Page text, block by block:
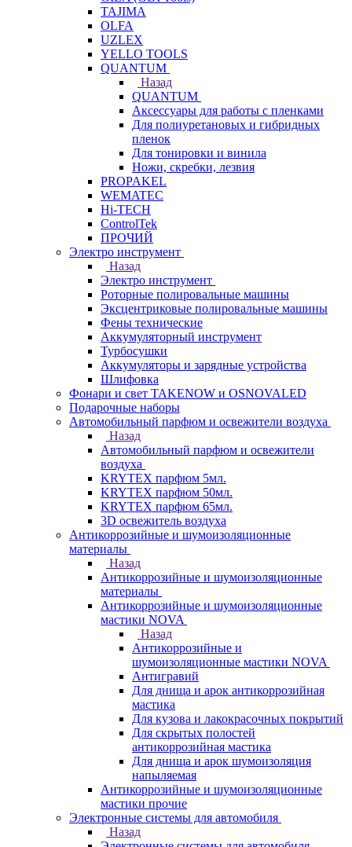
TAJIMA
OLFA
UZLEX
YELLO TOOLS
QUANTUM
Назад
QUANTUM
Аксессуары для работы с пленками
Для полиуретановых и гибридных
пленок
Для тонировки и винила
Ножи, скребки, лезвия
PROPAKEL
WEMATEC
Hi-TECH
ControlTek
ПРОЧИЙ
Электро инструмент
Назад
Электро инструмент
Роторные полировальные машины
Эксцентриковые полировальные машины
Фены технические
Аккумуляторный инструмент
Турбосушки
Аккумуляторы и зарядные устройства
Шлифовка
Фонари и свет TAKENOW и OSNOVALED
Подарочные наборы
Автомобильный парфюм и освежители воздуха
Назад
Автомобильный парфюм и освежители
воздуха
KRYTEX парфюм 5мл.
KRYTEX парфюм 50мл.
KRYTEX парфюм 65мл.
3D освежитель воздуха
Антикоррозийные и шумоизоляционные
материалы
Назад
Антикоррозийные и шумоизоляционные
материалы
Антикоррозийные и шумоизоляционные
мастики NOVA
Назад
Антикоррозийные и
шумоизоляционные мастики NOVA
Антигравий
Для днища и арок антикоррозийная
мастика
Для кузова и лакокрасочных покрытий
Для скрытых полостей
антикоррозийная мастика
Для днища и арок шумоизоляция
напыляемая
Антикоррозийные и шумоизоляционные
мастики прочие
Электронные системы для автомобиля
Назад